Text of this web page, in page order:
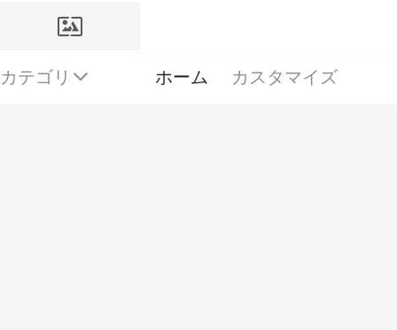
カテゴリ ホーム カスタマイズ